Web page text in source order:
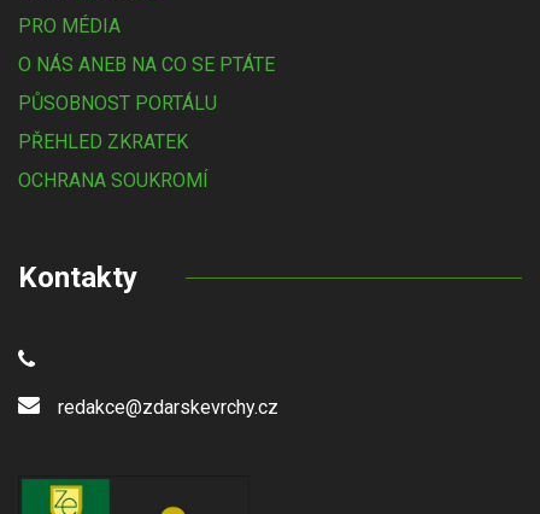
PRO MÉDIA
O NÁS ANEB NA CO SE PTÁTE
PŮSOBNOST PORTÁLU
PŘEHLED ZKRATEK
OCHRANA SOUKROMÍ
Kontakty
redakce@zdarskevrchy.cz